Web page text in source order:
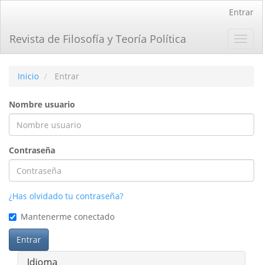
principal
Barra
Entrar
Revista de Filosofía y Teoría Política
Inicio Entrar
Nombre usuario
Contraseña
¿Has olvidado tu contraseña?
Mantenerme conectado
Entrar
Idioma